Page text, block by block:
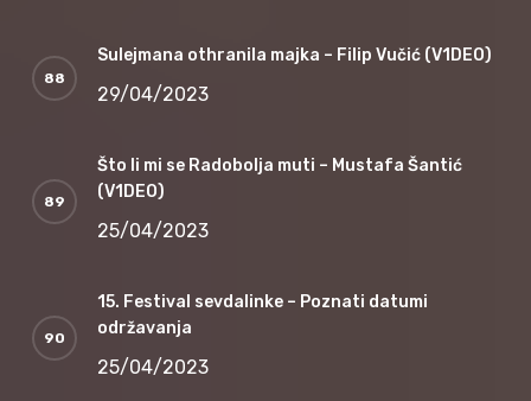
Sulejmana othranila majka – Filip Vučić (V1DEO)
29/04/2023
Što li mi se Radobolja muti – Mustafa Šantić
(V1DEO)
25/04/2023
15. Festival sevdalinke – Poznati datumi
održavanja
25/04/2023